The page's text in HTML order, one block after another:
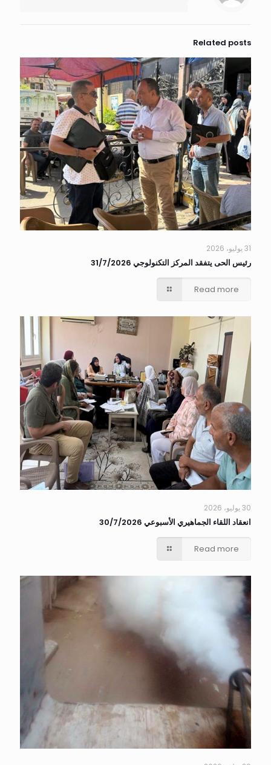
Related posts
31 يوليو، 2026
رئيس الحى يتفقد المركز التكنولوجي 31/7/2026
Read more
30 يوليو، 2026
انعقاد اللقاء الجماهيري الأسبوعي 30/7/2026
Read more